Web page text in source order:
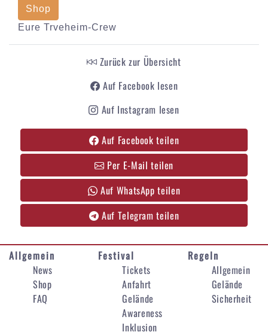
Shop
Eure Trveheim-Crew
Zurück zur Übersicht
Auf Facebook lesen
Auf Instagram lesen
Auf Facebook teilen
Per E-Mail teilen
Auf WhatsApp teilen
Auf Telegram teilen
Allgemein
News
Shop
FAQ
Festival
Tickets
Anfahrt
Gelände
Awareness
Inklusion
Regeln
Allgemein
Gelände
Sicherheit